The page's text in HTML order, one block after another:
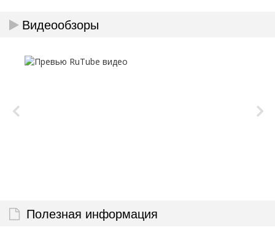
Видеообзоры
Полезная информация